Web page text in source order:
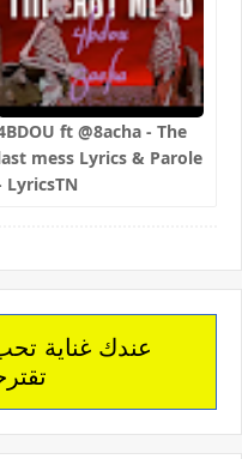
ft ‪@8acha‬ - The
mess Lyrics & Parole
LyricsTN
عندك غناية